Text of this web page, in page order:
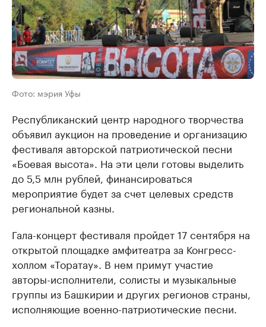
Фото: мэрия Уфы
Республиканский центр народного творчества
объявил аукцион на проведение и организацию
фестиваля авторской патриотической песни
«Боевая высота». На эти цели готовы выделить
до 5,5 млн рублей, финансироваться
мероприятие будет за счет целевых средств
региональной казны.
Гала-концерт фестиваля пройдет 17 сентября на
открытой площадке амфитеатра за Конгресс-
холлом «Торатау». В нем примут участие
авторы-исполнители, солисты и музыкальные
группы из Башкирии и других регионов страны,
исполняющие военно-патриотические песни.